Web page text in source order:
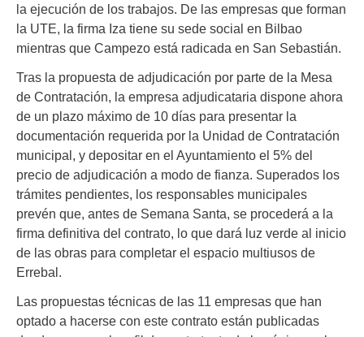
la ejecución de los trabajos. De las empresas que forman
la UTE, la firma Iza tiene su sede social en Bilbao
mientras que Campezo está radicada en San Sebastián.
Tras la propuesta de adjudicación por parte de la Mesa
de Contratación, la empresa adjudicataria dispone ahora
de un plazo máximo de 10 días para presentar la
documentación requerida por la Unidad de Contratación
municipal, y depositar en el Ayuntamiento el 5% del
precio de adjudicación a modo de fianza. Superados los
trámites pendientes, los responsables municipales
prevén que, antes de Semana Santa, se procederá a la
firma definitiva del contrato, lo que dará luz verde al inicio
de las obras para completar el espacio multiusos de
Errebal.
Las propuestas técnicas de las 11 empresas que han
optado a hacerse con este contrato están publicadas